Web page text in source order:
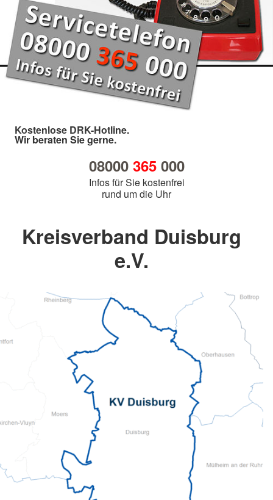
Kostenlose DRK-Hotline.
Wir beraten Sie gerne.
08000 365000
Infos für Sie kostenfrei
rund um die Uhr
Kreisverband Duisburg
e.V.